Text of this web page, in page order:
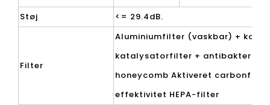
Støj <= 29.4dB.
Filter
Aluminiumfilter (vaskbar) + koldt
katalysatorfilter + antibakterielt
honeycomb Aktiveret
effektivitet HEPA-filter